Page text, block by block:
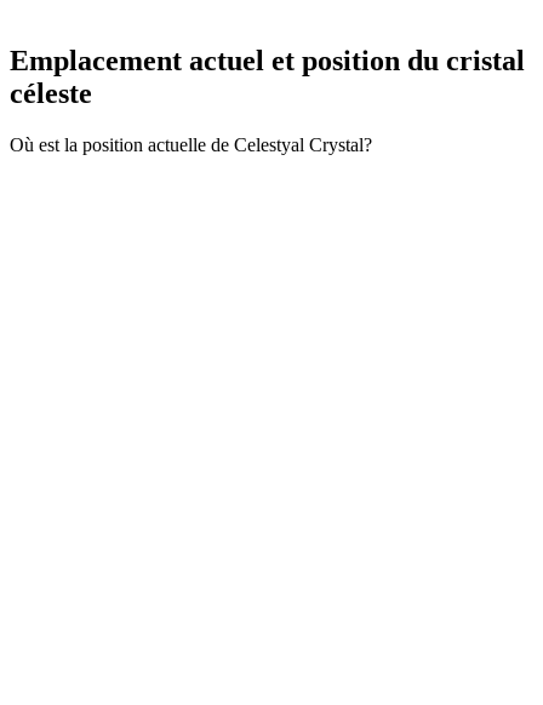
Emplacement actuel et position du cristal
céleste
Où est la position actuelle de Celestyal Crystal?